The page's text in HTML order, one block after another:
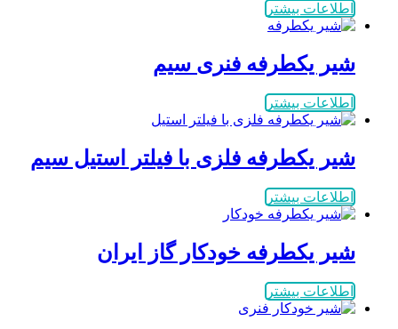
اطلاعات بیشتر
شیر یکطرفه فنری سیم
اطلاعات بیشتر
شیر یکطرفه فلزی با فیلتر استیل سیم
اطلاعات بیشتر
شیر یکطرفه خودکار گاز ایران
اطلاعات بیشتر